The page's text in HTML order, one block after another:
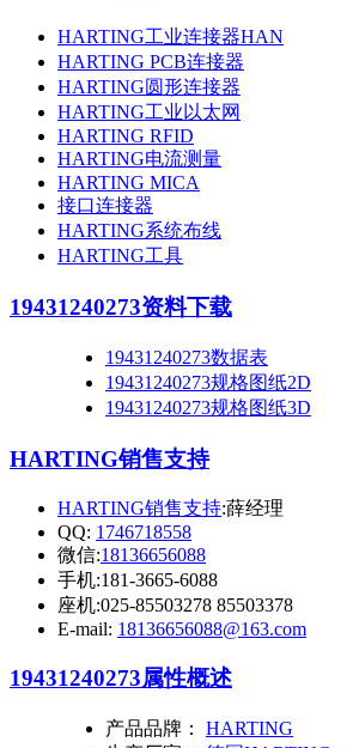
HARTING工业连接器HAN
HARTING PCB连接器
HARTING圆形连接器
HARTING工业以太网
HARTING RFID
HARTING电流测量
HARTING MICA
接口连接器
HARTING系统布线
HARTING工具
19431240273资料下载
19431240273数据表
19431240273规格图纸2D
19431240273规格图纸3D
HARTING销售支持
HARTING销售支持:薛经理
QQ: 1746718558
微信:18136656088
手机:181-3665-6088
座机:025-85503278 85503378
E-mail: 18136656088@163.com
19431240273属性概述
产品品牌：
HARTING